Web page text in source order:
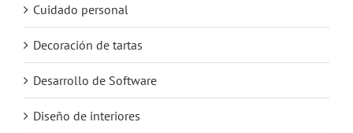
Cuidado personal
Decoración de tartas
Desarrollo de Software
Diseño de interiores